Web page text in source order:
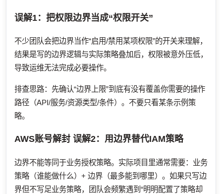
误解1：把权限边界当成“权限开关”
不少团队会把边界当作“启用/禁用某项权限”的开关来理解，
结果是写的边界逻辑与实际策略叠加后，权限被意外压低，
导致运维无法完成必要操作。
排查思路：先确认“边界上限”到底有没有覆盖你需要的操作
路径（API/服务/资源类型/条件）。不要只看某条示例策
略。
AWS账号解封 误解2：用边界替代IAM策略
边界不能等同于业务授权策略。实际项目里通常需要：业务
策略（谁能做什么）+ 边界（最多能到哪里）。如果只写边
界但不写足业务策略，团队会频繁遇到“明明配置了策略却